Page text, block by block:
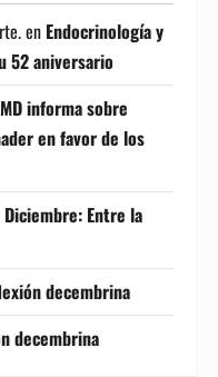
en Endocrinología y
52 aniversario
informa sobre
en favor de los
Entre la
decembrina
decembrina